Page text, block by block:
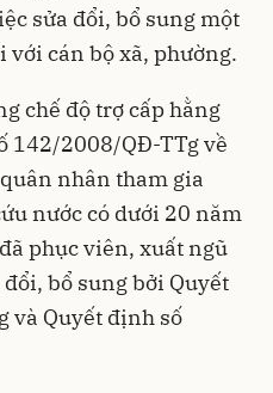
sửa đổi, bổ sung một
với cán bộ xã, phường.
chế độ trợ cấp hằng
142/2008/QĐ-TTg về
nhân tham gia
nước có dưới 20 năm
phục viên, xuất ngũ
bổ sung bởi Quyết
và Quyết định số